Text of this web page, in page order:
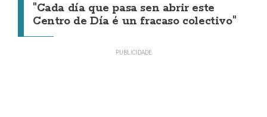
"Cada día que pasa sen abrir este
Centro de Día é un fracaso colectivo"